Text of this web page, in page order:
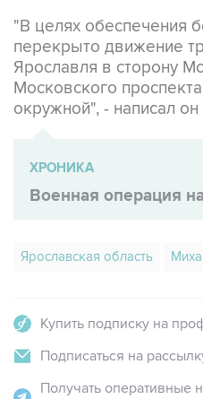
Ярославля в сторону
Московского
окружной", - написал
Военная операция на
Подписаться на
Получать оперативные
канале